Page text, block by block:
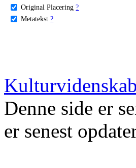
Original Placering ?
Metatekst ?
Denne side er
er senest